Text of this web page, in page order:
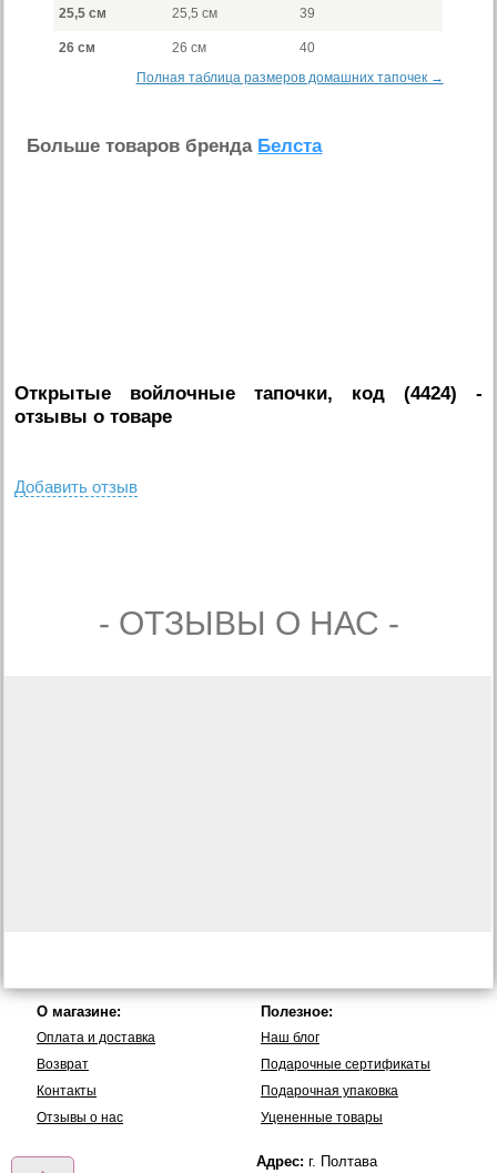
25,5 см 25,5 см 39
26 см 26 см
40
Полная таблица размеров домашних тапочек →
Больше товаров бренда Белста
Открытые войлочные тапочки, код (4424) -
отзывы о товаре
Добавить отзыв
- ОТЗЫВЫ О НАС -
О магазине:
Оплата и доставка
Возврат
Контакты
Отзывы о нас
Полезное:
Наш блог
Подарочные сертификаты
Подарочная упаковка
Уцененные товары
Адрес: г. Полтава